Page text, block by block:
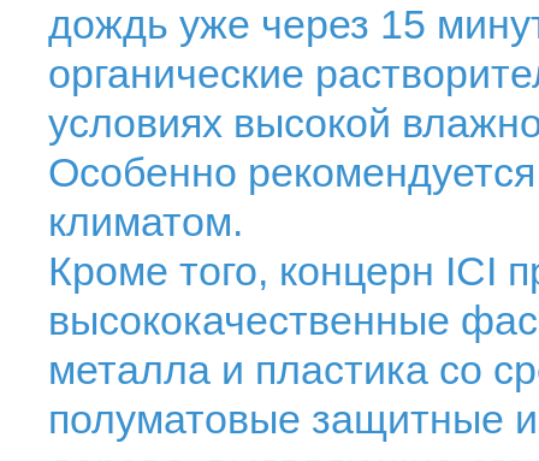
дождь уже через 15
органические
условиях высокой
Особенно
климатом.
Кроме того, концерн ICI
высококачественные
металла и пластика со
полуматовые защитные